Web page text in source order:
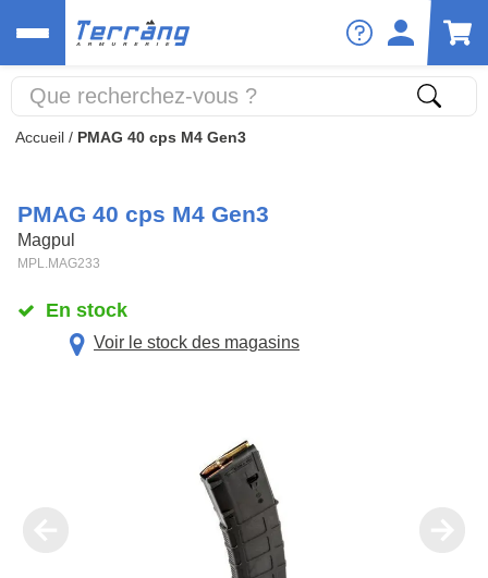
Accueil / PMAG 40 cps M4 Gen3
PMAG 40 cps M4 Gen3
Magpul
MPL.MAG233
En stock
Voir le stock des magasins